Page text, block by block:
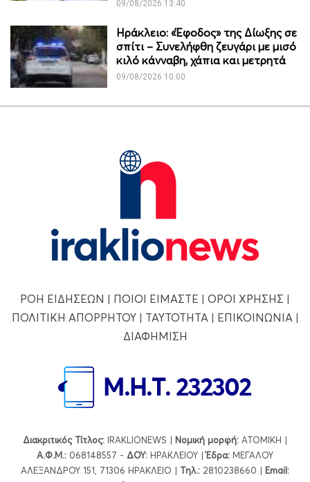
09/08/2026 13:40
Ηράκλειο: «Έφοδος» της Δίωξης σε
σπίτι – Συνελήφθη ζευγάρι με μισό
κιλό κάνναβη, χάπια και μετρητά
09/08/2026 10:00
ΡΟΗ ΕΙΔΗΣΕΩΝ | ΠΟΙΟΙ ΕΙΜΑΣΤΕ | ΟΡΟΙ ΧΡΗΣΗΣ |
ΠΟΛΙΤΙΚΗ ΑΠΟΡΡΗΤΟΥ| ΤΑΥΤΟΤΗΤΑ | ΕΠΙΚΟΙΝΩΝΙΑ |
ΔΙΑΦΗΜΙΣΗ
Διακριτικός Τίτλος: IRAKLIONEWS | Νομική μορφή: ΑΤΟΜΙΚΗ |
Α.Φ.Μ.: 068148557 - ΔΟΥ: ΗΡΑΚΛΕΙΟΥ |Έδρα: ΜΕΓΑΛΟΥ
ΑΛΕΞΑΝΔΡΟΥ 151, 71306 ΗΡΑΚΛΕΙΟ | Τηλ.: 2810238660 | Εmail: